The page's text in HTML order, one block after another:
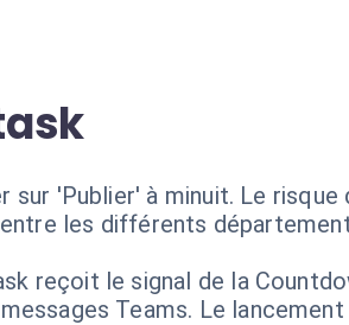
'Publier' à minuit. Le risque
les différents
reçoit le signal de la
Teams. Le